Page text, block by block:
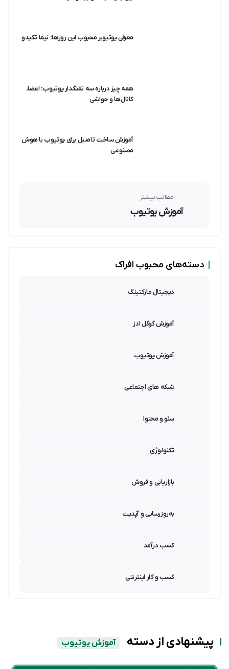
معرفی یوتیوبر محبوب این روزها؛ نیما تکیدو
همه چیز درباره سه تفنگدار یوتیوب؛ اعضا،
کانال‌ها و حواشی
آموزش ساخت تامنیل برای یوتیوب با هوش
مصنوعی
مطالب بیشتر
آموزش یوتیوب
دسته‌های محبوب افراک
دیجیتال مارکتینگ
آموزش گوگل ادز
آموزش یوتیوب
شبکه های اجتماعی
سئو و محتوا
تکنولوژی
بازاریابی و فروش
به‌روزرسانی و آپدیت
کسب درآمد
کسب و کار اینترنتی
پیشنهادی از دسته آموزش یوتیوب